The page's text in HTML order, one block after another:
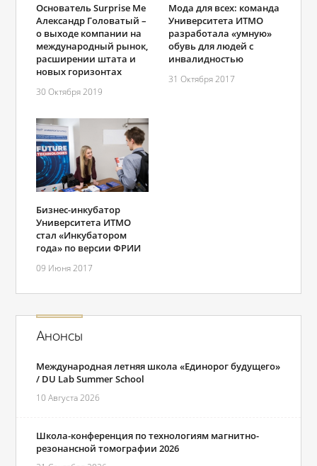
Основатель Surprise Me
Александр Головатый –
о выходе компании на
международный рынок,
расширении штата и
новых горизонтах
30 Октября 2019
Мода для всех: команда
Университета ИТМО
разработала «умную»
обувь для людей с
инвалидностью
31 Октября 2017
Бизнес-инкубатор
Университета ИТМО
стал «Инкубатором
года» по версии ФРИИ
09 Июня 2017
Анонсы
Международная летняя школа «Единорог будущего»
/ DU Lab Summer School
10 Августа 2026
Школа-конференция по технологиям магнитно-
резонансной томографии 2026